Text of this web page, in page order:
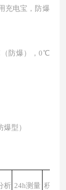
充电宝，防爆
防爆），0℃
型）
析 24h测量 积分